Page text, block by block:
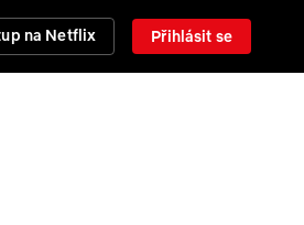
na Netflix Přihlásit se